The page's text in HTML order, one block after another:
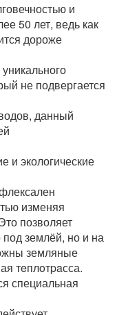
и
50 лет, ведь как
дороже
не подвергается
данный
и экологические
изменяя
позволяет
под землёй, но и на
земляные
тeплoтpaсса.
специальная